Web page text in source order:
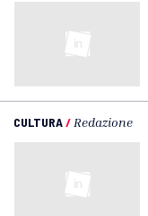
CULTURA/ Redazione